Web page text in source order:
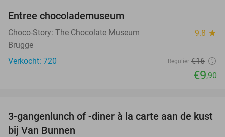
Entree chocolademuseum
Choco-Story: The Chocolate Museum 9.8 star
Brugge
Verkocht: 720
Regulier €16
€9,90
39%
3-gangenlunch of -diner à la carte aan de kust
bij Van Bunnen